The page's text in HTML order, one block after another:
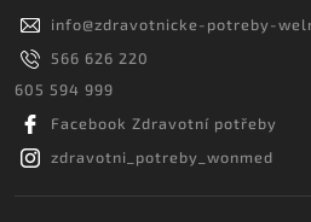
info@zdravotnicke-potreby-
566 626 220
605 594 999
Facebook Zdravotní potřeby
zdravotni_potreby_wonmed